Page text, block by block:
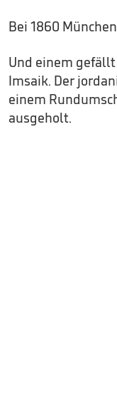
Bei 1860
Und einem
Imsaik. Der
einem
ausgeholt.